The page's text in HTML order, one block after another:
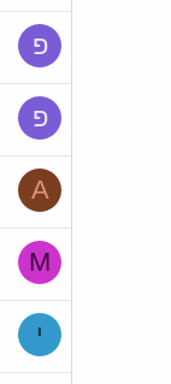
פ
פ
A
M
י